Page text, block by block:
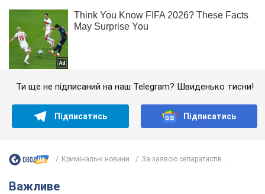
Ти ще не підписаний на наш Telegram? Швиденько тисни!
Підписатись Підписатись
Кримінальні новини За заявою сепаратистів...
Важливе